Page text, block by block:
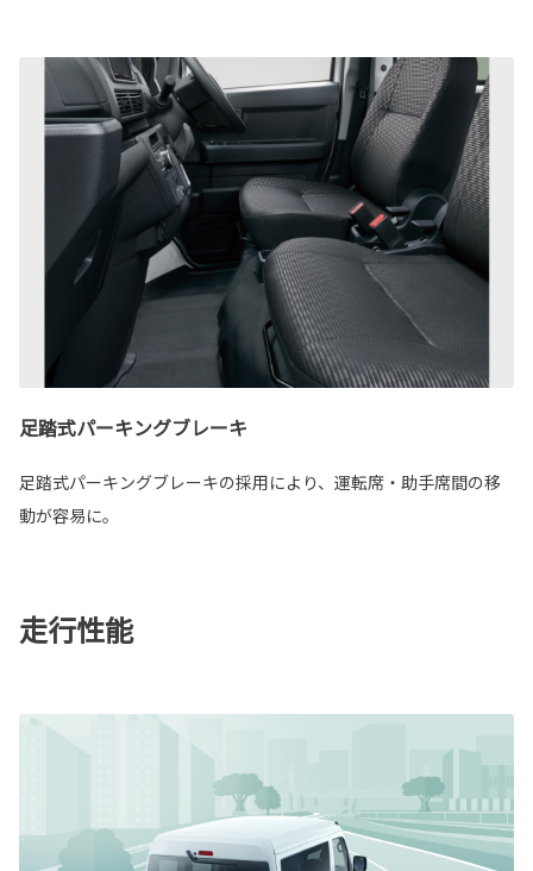
足踏式パーキングブレーキ
足踏式パーキングブレーキの採用により、運転席・助手席間の移
動が容易に。
走行性能